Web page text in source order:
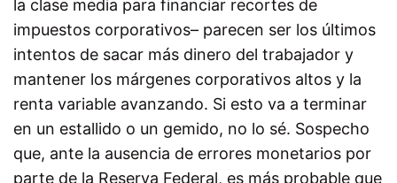
la clase media para financiar recortes de
impuestos corporativos– parecen ser los últimos
intentos de sacar más dinero del trabajador y
mantener los márgenes corporativos altos y la
renta variable avanzando. Si esto va a terminar
en un estallido o un gemido, no lo sé. Sospecho
que, ante la ausencia de errores monetarios por
parte de la Reserva Federal, es más probable que